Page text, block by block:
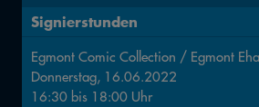
Signierstunden
Egmont Comic Collection / Egmont
Donnerstag, 16.06.2022
16:30 bis 18:00 Uhr